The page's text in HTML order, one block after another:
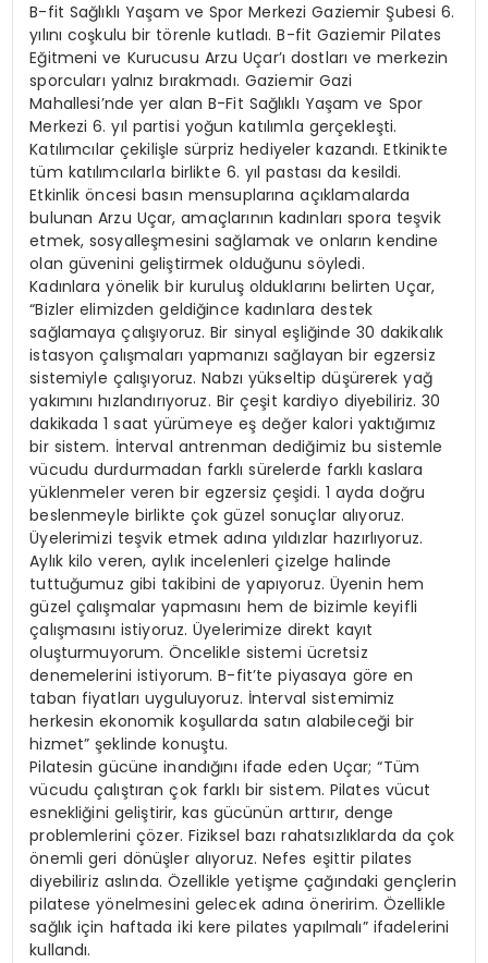
B-fit Sağlıklı Yaşam ve Spor Merkezi Gaziemir Şubesi 6.
yılını coşkulu bir törenle kutladı. B-fit Gaziemir Pilates
Eğitmeni ve Kurucusu Arzu Uçar’ı dostları ve merkezin
sporcuları yalnız bırakmadı. Gaziemir Gazi
Mahallesi’nde yer alan B-Fit Sağlıklı Yaşam ve Spor
Merkezi 6. yıl partisi yoğun katılımla gerçekleşti.
Katılımcılar çekilişle sürpriz hediyeler kazandı. Etkinikte
tüm katılımcılarla birlikte 6. yıl pastası da kesildi.
Etkinlik öncesi basın mensuplarına açıklamalarda
bulunan Arzu Uçar, amaçlarının kadınları spora teşvik
etmek, sosyalleşmesini sağlamak ve onların kendine
olan güvenini geliştirmek olduğunu söyledi.
Kadınlara yönelik bir kuruluş olduklarını belirten Uçar,
“Bizler elimizden geldiğince kadınlara destek
sağlamaya çalışıyoruz. Bir sinyal eşliğinde 30 dakikalık
istasyon çalışmaları yapmanızı sağlayan bir egzersiz
sistemiyle çalışıyoruz. Nabzı yükseltip düşürerek yağ
yakımını hızlandırıyoruz. Bir çeşit kardiyo diyebiliriz. 30
dakikada 1 saat yürümeye eş değer kalori yaktığımız
bir sistem. İnterval antrenman dediğimiz bu sistemle
vücudu durdurmadan farklı sürelerde farklı kaslara
yüklenmeler veren bir egzersiz çeşidi. 1 ayda doğru
beslenmeyle birlikte çok güzel sonuçlar alıyoruz.
Üyelerimizi teşvik etmek adına yıldızlar hazırlıyoruz.
Aylık kilo veren, aylık incelenleri çizelge halinde
tuttuğumuz gibi takibini de yapıyoruz. Üyenin hem
güzel çalışmalar yapmasını hem de bizimle keyifli
çalışmasını istiyoruz. Üyelerimize direkt kayıt
oluşturmuyorum. Öncelikle sistemi ücretsiz
denemelerini istiyorum. B-fit’te piyasaya göre en
taban fiyatları uyguluyoruz. İnterval sistemimiz
herkesin ekonomik koşullarda satın alabileceği bir
hizmet” şeklinde konuştu.
Pilatesin gücüne inandığını ifade eden Uçar; “Tüm
vücudu çalıştıran çok farklı bir sistem. Pilates vücut
esnekliğini geliştirir, kas gücünün arttırır, denge
problemlerini çözer. Fiziksel bazı rahatsızlıklarda da çok
önemli geri dönüşler alıyoruz. Nefes eşittir pilates
diyebiliriz aslında. Özellikle yetişme çağındaki gençlerin
pilatese yönelmesini gelecek adına öneririm. Özellikle
sağlık için haftada iki kere pilates yapılmalı” ifadelerini
kullandı.